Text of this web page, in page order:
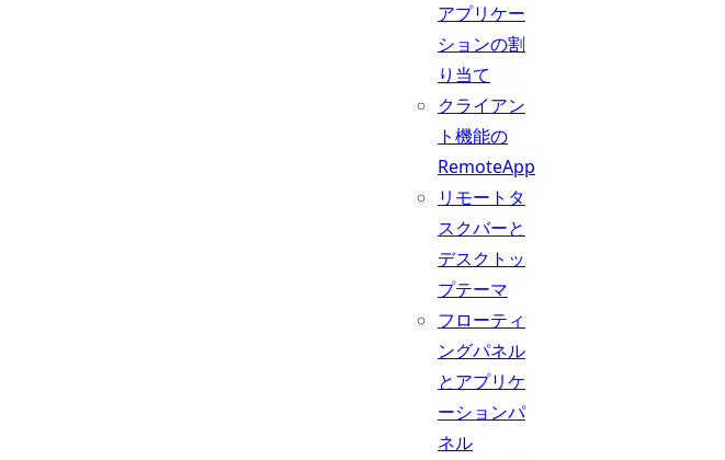
アプリケー
ションの割
り当て
クライアン
ト機能の
RemoteApp
リモートタ
スクバーと
デスクトッ
プテーマ
フローティ
ングパネル
とアプリケ
ーションパ
ネル